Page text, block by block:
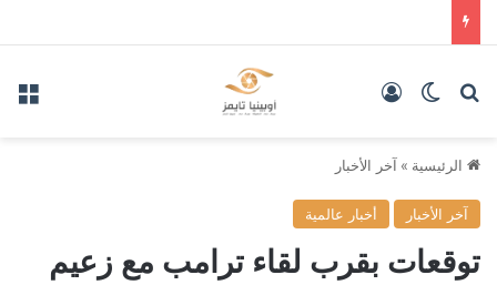
بحث عنالوضع المظلم
الرئيسية » آخر الأخبار
آخر الأخبار أخبار عالمية
توقعات بقرب لقاء ترامب مع زعيم